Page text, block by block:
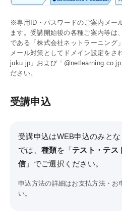
受講までの流れ
ガイダンス情報
個別受講相談
講義スケジュール
各種申込
WEB申込
WEB申込後のお支払方法
お申込後の流れ
※専用ID・パスワードのご案内メー
ます。受講開始後の各種ご案内等は
である「株式会社ネットラーニング
メール対策としてドメイン設定をさ
juku.jp」および「
ださい。
受講申込
受講申込はWEB申込のみと
では、 種類を「テスト・テス
信」でご選択ください。
申込方法の詳細はお支払方法・お
い。